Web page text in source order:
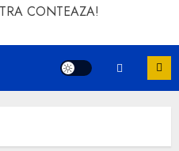
CONTEAZA!